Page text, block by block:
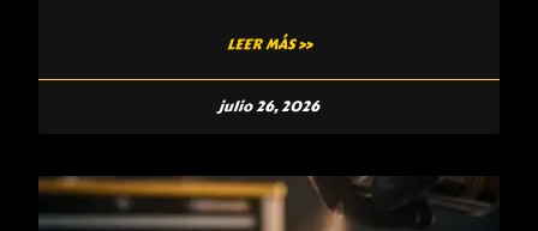
LEER MÁS »
julio 26, 2026